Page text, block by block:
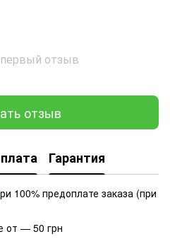
отзыв
отзыв
Гарантия
100% предоплате заказа (при
от — 50 грн